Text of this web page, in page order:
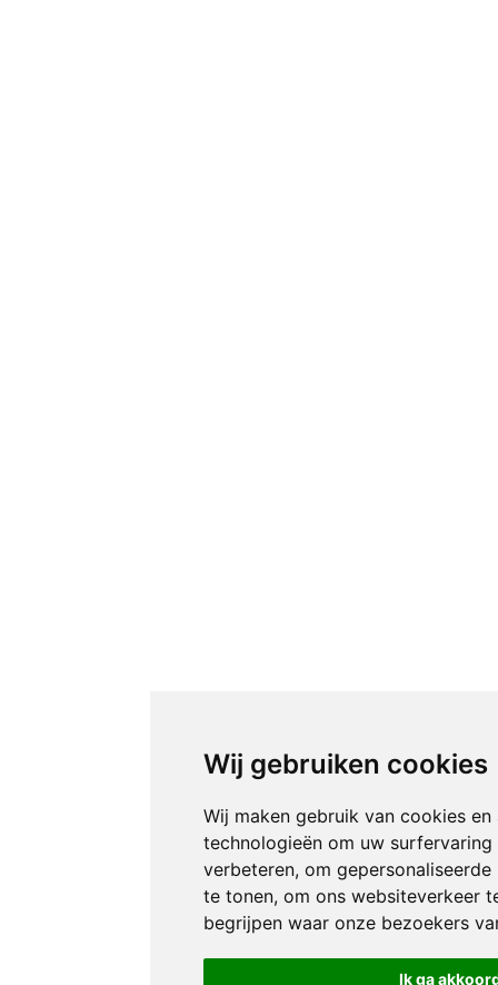
Wij gebruiken cookies
Wij maken gebruik van cookies
technologieën om uw
verbeteren, om
te tonen, om ons websiteverkeer
begrijpen waar onze bezoekers
Ik ga